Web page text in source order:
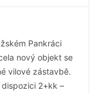
Pankráci
nový objekt se
vilové zástavbě.
2+kk –